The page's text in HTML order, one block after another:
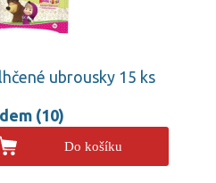
ubrousky 15 ks
(10)
Do košíku